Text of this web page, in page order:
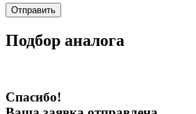
Отправить
Подбор аналога
Спасибо!